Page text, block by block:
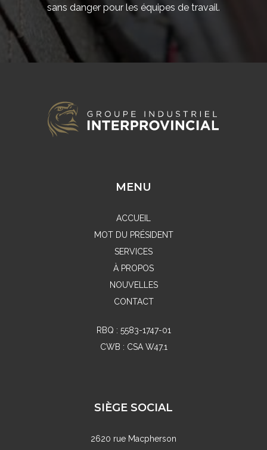
sans danger pour les équipes de travail.
MENU
ACCUEIL
MOT DU PRÉSIDENT
SERVICES
À PROPOS
NOUVELLES
CONTACT
RBQ : 5583-1747-01
CWB : CSA W47.1
SIÈGE SOCIAL
2620 rue Macpherson